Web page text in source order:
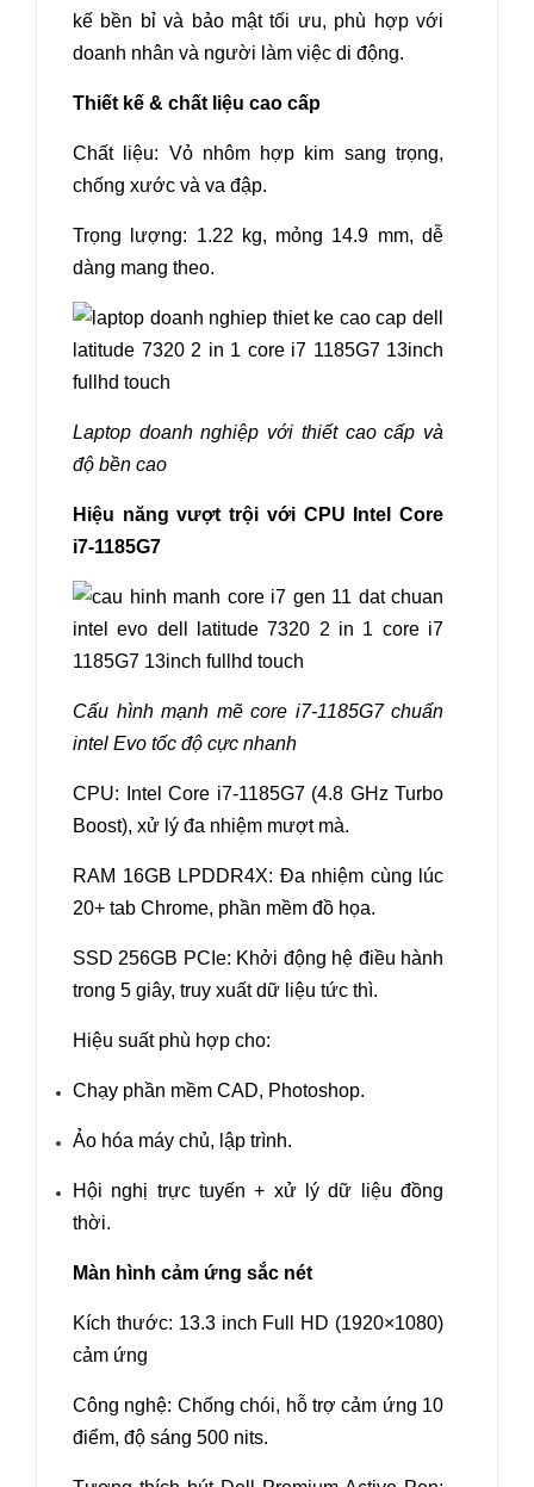
kế bền bỉ và bảo mật tối ưu, phù hợp với
doanh nhân và người làm việc di động.
Thiết kế & chất liệu cao cấp
Chất liệu: Vỏ nhôm hợp kim sang trọng,
chống xước và va đập.
Trọng lượng: 1.22 kg, mỏng 14.9 mm, dễ
dàng mang theo.
Laptop doanh nghiệp với thiết cao cấp và
độ bền cao
Hiệu năng vượt trội với CPU Intel Core
i7-1185G7
Cấu hình mạnh mẽ core i7-1185G7 chuẩn
intel Evo tốc độ cực nhanh
CPU: Intel Core i7-1185G7 (4.8 GHz Turbo
Boost), xử lý đa nhiệm mượt mà.
RAM 16GB LPDDR4X: Đa nhiệm cùng lúc
20+ tab Chrome, phần mềm đồ họa.
SSD 256GB PCIe: Khởi động hệ điều hành
trong 5 giây, truy xuất dữ liệu tức thì.
Hiệu suất phù hợp cho:
Chạy phần mềm CAD, Photoshop.
Ảo hóa máy chủ, lập trình.
Hội nghị trực tuyến + xử lý dữ liệu đồng
thời.
Màn hình cảm ứng sắc nét
Kích thước: 13.3 inch Full HD (1920×1080)
cảm ứng
Công nghệ: Chống chói, hỗ trợ cảm ứng 10
điểm, độ sáng 500 nits.